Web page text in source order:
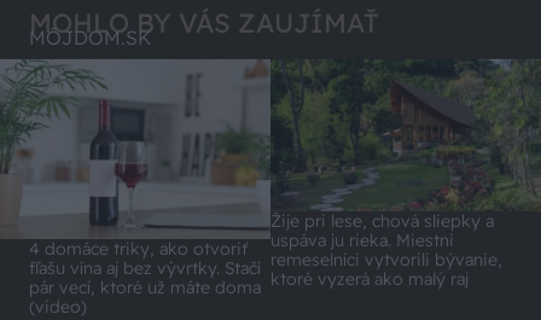
MOHLO BY VÁS ZAUJÍMAŤ
MÔJDOM.SK
4 domáce triky, ako otvoriť
fľašu vína aj bez vývrtky. Stačí
pár vecí, ktoré už máte doma
(video)
Žije pri lese, chová sliepky a
uspáva ju rieka. Miestni
remeselníci vytvorili bývanie,
ktoré vyzerá ako malý raj